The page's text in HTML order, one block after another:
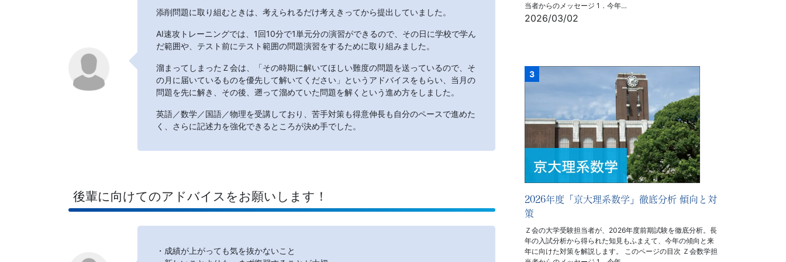
添削問題に取り組むときは、考えられるだけ考えきってから提出していました。
AI速攻トレーニングでは、1回10分で1単元分の演習ができるので、その日に学校で学ん
だ範囲や、テスト前にテスト範囲の問題演習をするために取り組みました。
溜まってしまったＺ会は、「その時期に解いてほしい難度の問題を送っているので、そ
の月に届いているものを優先して解いてください」というアドバイスをもらい、当月の
問題を先に解き、その後、遡って溜めていた問題を解くという進め方をしました。
英語／数学／国語／物理を受講しており、苦手対策も得意伸長も自分のペースで進めた
く、さらに記述力を強化できるところが決め手でした。
後輩に向けてのアドバイスをお願いします！
・成績が上がっても気を抜かないこと
当者からのメッセージ 1．今年…
2026/03/02
2026年度「京大理系数学」徹底分析 傾向と対
策
Ｚ会の大学受験担当者が、2026年度前期試験を徹底分析。長
年の入試分析から得られた知見もふまえて、今年の傾向と来
年に向けた対策を解説します。 このページの目次 Ｚ会数学担